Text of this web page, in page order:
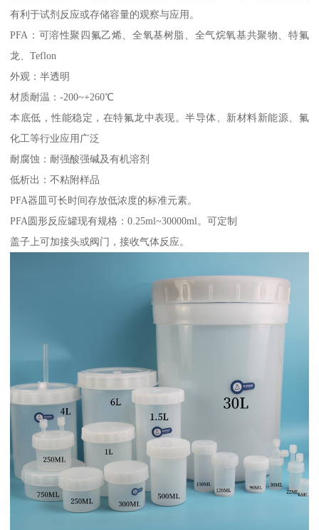
有利于试剂反应或存储容量的观察与应用。
PFA：可溶性聚四氟乙烯、全氧基树脂、全气烷氧基共聚物、特氟
龙、Teflon
外观：半透明
材质耐温：-200~+260℃
本底低，性能稳定，在特氟龙中表现。半导体、新材料新能源、氟
化工等行业应用广泛
耐腐蚀：耐强酸强碱及有机溶剂
低析出：不粘附样品
PFA器皿可长时间存放低浓度的标准元素。
PFA圆形反应罐现有规格：0.25ml~30000ml。可定制
盖子上可加接头或阀门，接收气体反应。